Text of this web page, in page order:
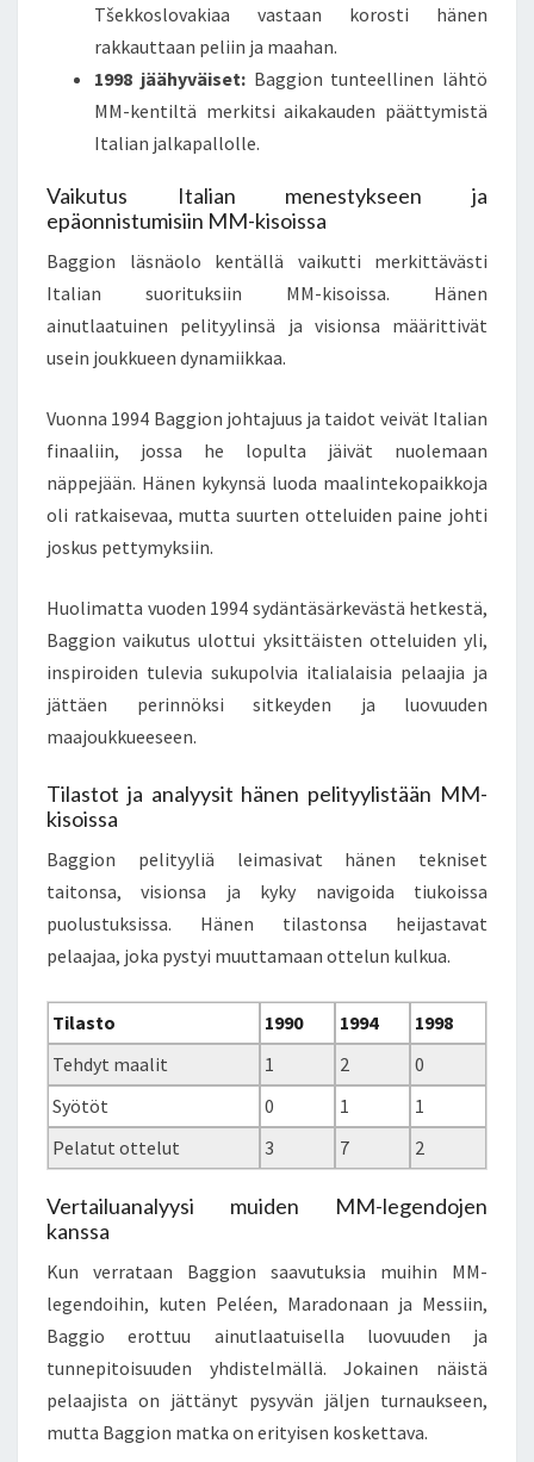
Tšekkoslovakiaa vastaan korosti hänen
rakkauttaan peliin ja maahan.
1998 jäähyväiset:Baggion tunteellinen lähtö
MM-kentiltä merkitsi aikakauden päättymistä
Italian jalkapallolle.
Vaikutus Italian menestykseen ja
epäonnistumisiin MM-kisoissa
Baggion läsnäolo kentällä vaikutti merkittävästi
Italian suorituksiin MM-kisoissa. Hänen
ainutlaatuinen pelityylinsä ja visionsa määrittivät
usein joukkueen dynamiikkaa.
Vuonna 1994 Baggion johtajuus ja taidot veivät Italian
finaaliin, jossa he lopulta jäivät nuolemaan
näppejään. Hänen kykynsä luoda maalintekopaikkoja
oli ratkaisevaa, mutta suurten otteluiden paine johti
joskus pettymyksiin.
Huolimatta vuoden 1994 sydäntäsärkevästä hetkestä,
Baggion vaikutus ulottui yksittäisten otteluiden yli,
inspiroiden tulevia sukupolvia italialaisia pelaajia ja
jättäen perinnöksi sitkeyden ja luovuuden
maajoukkueeseen.
Tilastot ja analyysit hänen pelityylistään MM-
kisoissa
Baggion pelityyliä leimasivat hänen tekniset
taitonsa, visionsa ja kyky navigoida tiukoissa
puolustuksissa. Hänen tilastonsa heijastavat
pelaajaa, joka pystyi muuttamaan ottelun kulkua.
Tilasto 1990 1994
1998
Tehdyt maalit
1 2
0
Syötöt
0 1
1
Pelatut ottelut
3 7 2
Vertailuanalyysi muiden MM-legendojen
kanssa
Kun verrataan Baggion saavutuksia muihin MM-
legendoihin, kuten Peléen, Maradonaan ja Messiin,
Baggio erottuu ainutlaatuisella luovuuden ja
tunnepitoisuuden yhdistelmällä. Jokainen näistä
pelaajista on jättänyt pysyvän jäljen turnaukseen,
mutta Baggion matka on erityisen koskettava.